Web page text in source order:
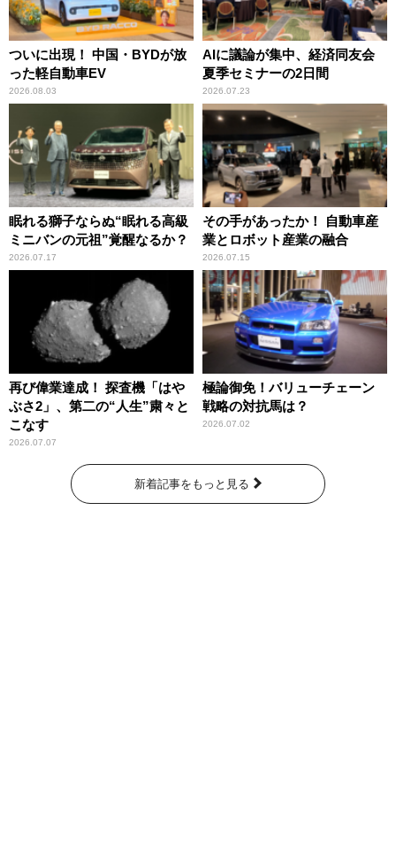
ついに出現！ 中国・BYDが放
った軽自動車EV
2026.08.03
AIに議論が集中、経済同友会
夏季セミナーの2日間
2026.07.23
眠れる獅子ならぬ“眠れる高級
ミニバンの元祖”覚醒なるか？
2026.07.17
その手があったか！ 自動車産
業とロボット産業の融合
2026.07.15
再び偉業達成！ 探査機「はや
ぶさ2」、第二の“人生”粛々と
こなす
2026.07.07
極論御免！バリューチェーン
戦略の対抗馬は？
2026.07.02
新着記事をもっと見る